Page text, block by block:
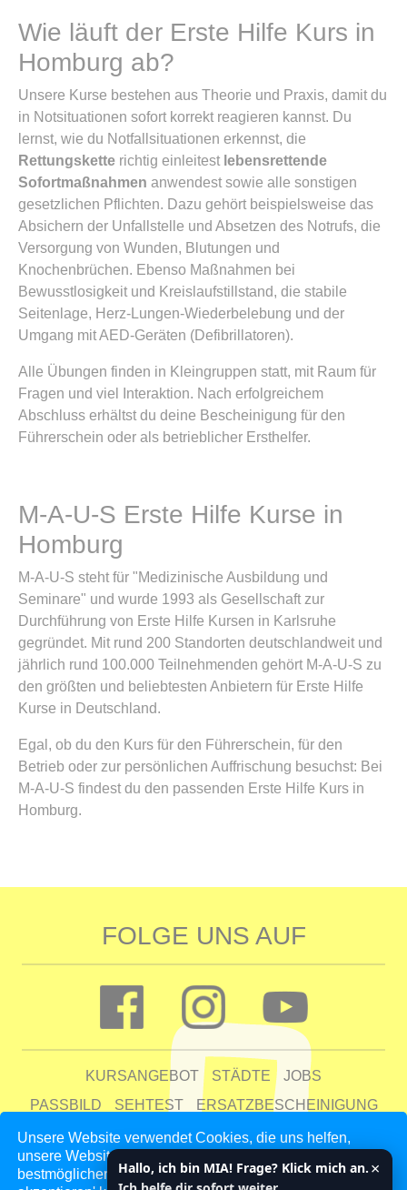
Unsere Website verwendet Cookies, die uns helfen,
unsere Website zu verbessern und unseren Kunden den
bestmöglichen Service zu bieten. Indem du auf 'Auswahl
Wie läuft der Erste Hilfe Kurs in
Homburg ab?
Unsere Kurse bestehen aus Theorie und Praxis, damit du
in Notsituationen sofort korrekt reagieren kannst. Du
lernst, wie du Notfallsituationen erkennst, die
Rettungskette richtig einleitest lebensrettende
Sofortmaßnahmen anwendest sowie alle sonstigen
gesetzlichen Pflichten. Dazu gehört beispielsweise das
Absichern der Unfallstelle und Absetzen des Notrufs, die
Versorgung von Wunden, Blutungen und
Knochenbrüchen. Ebenso Maßnahmen bei
Bewusstlosigkeit und Kreislaufstillstand, die stabile
Seitenlage, Herz-Lungen-Wiederbelebung und der
Umgang mit AED-Geräten (Defibrillatoren).
Alle Übungen finden in Kleingruppen statt, mit Raum für
Fragen und viel Interaktion. Nach erfolgreichem
Abschluss erhältst du deine Bescheinigung für den
Führerschein oder als betrieblicher Ersthelfer.
M-A-U-S Erste Hilfe Kurse in
Homburg
M-A-U-S steht für "Medizinische Ausbildung und
Seminare" und wurde 1993 als Gesellschaft zur
Durchführung von Erste Hilfe Kursen in Karlsruhe
gegründet. Mit rund 200 Standorten deutschlandweit und
jährlich rund 100.000 Teilnehmenden gehört M-A-U-S zu
den größten und beliebtesten Anbietern für Erste Hilfe
Kurse in Deutschland.
Egal, ob du den Kurs für den Führerschein, für den
Betrieb oder zur persönlichen Auffrischung besuchst: Bei
M-A-U-S findest du den passenden Erste Hilfe Kurs in
Homburg.
FOLGE UNS AUF
KURSANGEBOT STÄDTE
JOBS
PASSBILD
SEHTEST
ERSATZBESCHEINIGUNG
UNTERNEHMEN
DATENSCHUTZ
IMPRESSUM
Hallo, ich bin MIA! Frage? Klick mich an. ×